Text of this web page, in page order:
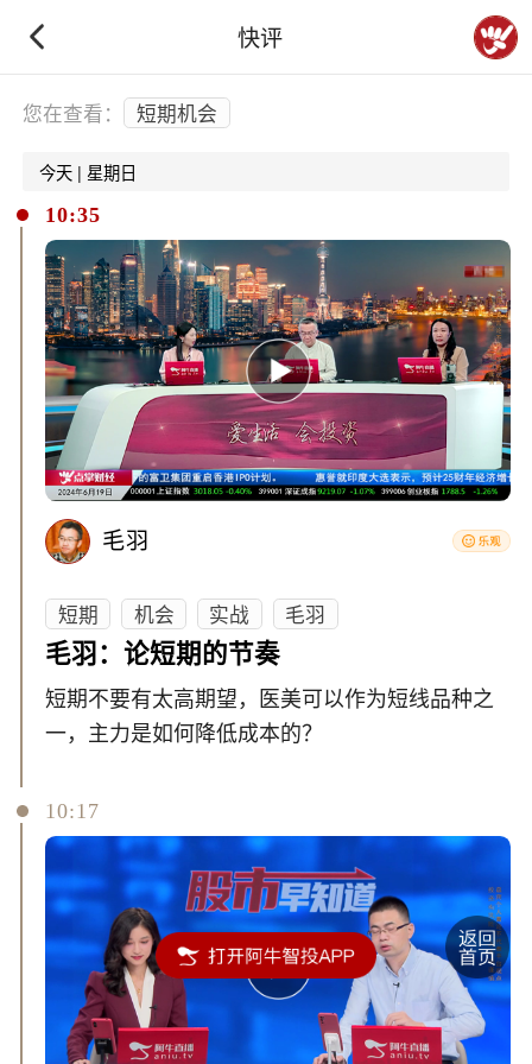
快评
下拉刷新
您在查看： 短期机会
今天 | 星期日
10:35
毛羽
短期 机会 实战
毛羽
毛羽：论短期的节奏
短期不要有太高期望，医美可以作为短线品种之
一，主力是如何降低成本的？
10:17